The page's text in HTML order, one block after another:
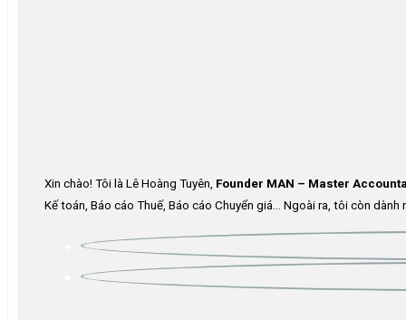
Xin chào! Tôi là Lê Hoàng Tuyên, Founder MAN – Master
Kế toán, Báo cáo Thuế, Báo cáo Chuyển giá… Ngoài ra, tôi còn